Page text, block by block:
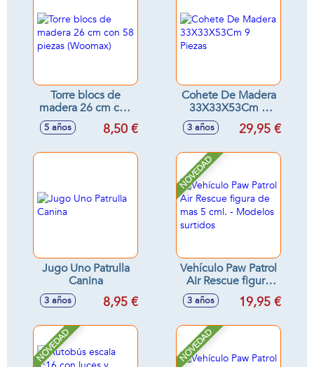
Torre blocs de
madera 26 cm con
58 piezas
(Woomax)
5 años 8,50 €
Cohete De Madera
33X33X53Cm 9
Piezas
3 años 29,95 €
Jugo Uno Patrulla
Canina
3 años 8,95 €
NOVEDAD
Vehículo Paw Patrol
Air Rescue figura
de mas 5 cml. -
Modelos surtidos
3 años 19,95 €
NOVEDAD NOVEDAD